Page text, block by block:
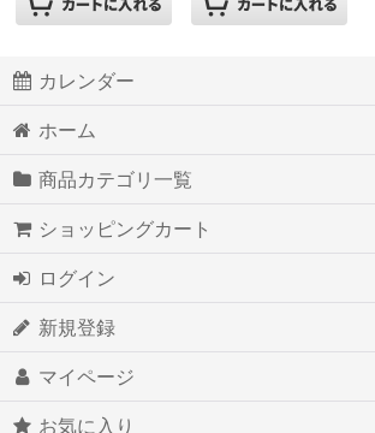
カレンダー
ホーム
商品カテゴリ一覧
ショッピングカート
ログイン
新規登録
マイページ
お気に入り